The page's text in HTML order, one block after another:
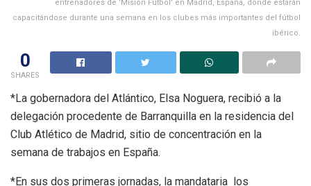
entrenadores de 'Misión Fútbol' en Madrid, España, donde estarán
capacitándose durante una semana en los clubes más importantes del fútbol
ibérico.
0
SHARES
*La gobernadora del Atlántico, Elsa Noguera, recibió a la
delegación procedente de Barranquilla en la residencia del
Club Atlético de Madrid, sitio de concentración en la
semana de trabajos en España.
*En sus dos primeras jornadas, la mandataria los